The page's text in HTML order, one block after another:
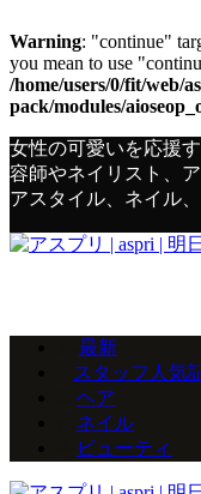
Warning: "continue"
you mean to use
/home/users/0/fit/web/
pack/modules/
女性の可愛いを応援
容師やネイリスト、
アスタイル、ネイル
最新
スタッフ人気
ヘア
ネイル
ビューティ